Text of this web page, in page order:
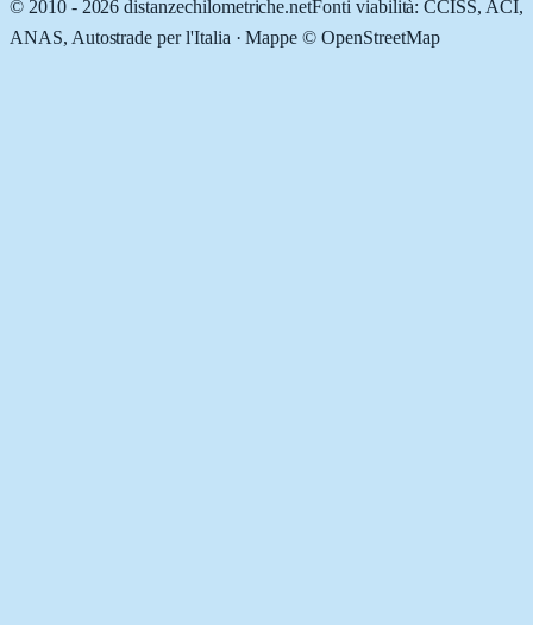
© 2010 - 2026 distanzechilometriche.netFonti viabilità: CCISS, ACI,
ANAS, Autostrade per l'Italia · Mappe © OpenStreetMap